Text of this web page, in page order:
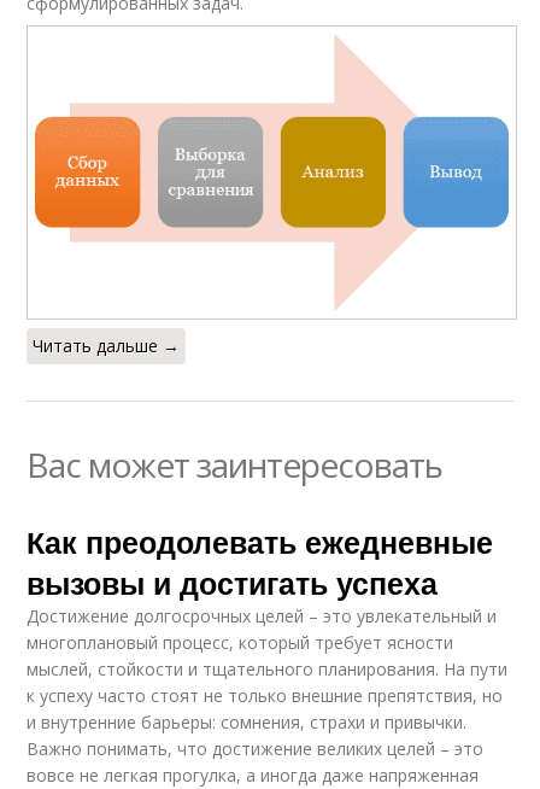
Читать дальше →
Вас может заинтересовать
Как преодолевать ежедневные
вызовы и достигать успеха
Достижение долгосрочных целей – это увлекательный и
многоплановый процесс, который требует ясности
мыслей, стойкости и тщательного планирования. На пути
к успеху часто стоят не только внешние препятствия, но
и внутренние барьеры: сомнения, страхи и привычки.
Важно понимать, что достижение великих целей – это
вовсе не легкая прогулка, а иногда даже напряженная